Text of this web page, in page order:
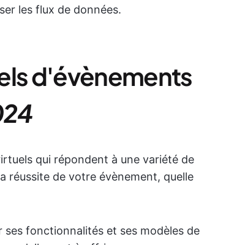
les flux de données.
d'évènements
qui répondent à une variété de
réussite de votre évènement, quelle
fonctionnalités et ses modèles de